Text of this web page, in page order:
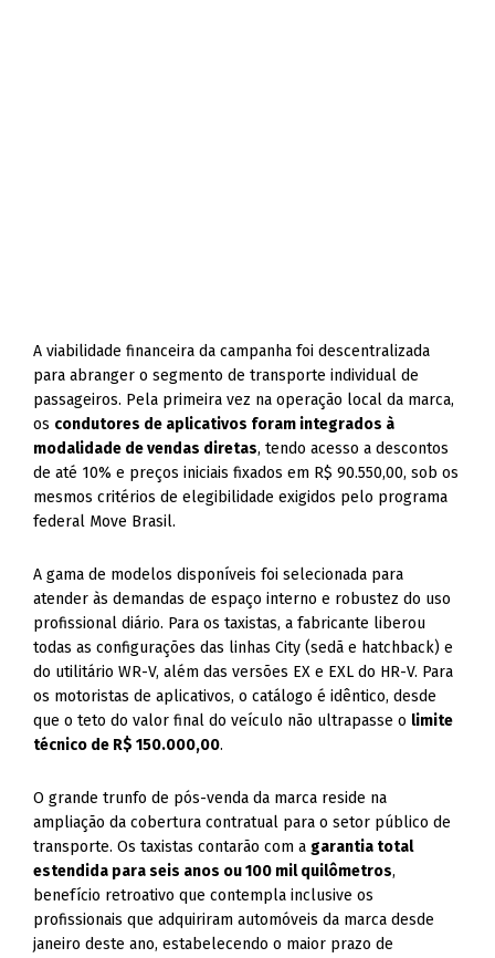
A viabilidade financeira da campanha foi descentralizada
para abranger o segmento de transporte individual de
passageiros. Pela primeira vez na operação local da marca,
os condutores de aplicativos foram integrados à
modalidade de vendas diretas, tendo acesso a descontos
de até 10% e preços iniciais fixados em R$ 90.550,00, sob os
mesmos critérios de elegibilidade exigidos pelo programa
federal Move Brasil.
A gama de modelos disponíveis foi selecionada para
atender às demandas de espaço interno e robustez do uso
profissional diário. Para os taxistas, a fabricante liberou
todas as configurações das linhas City (sedã e hatchback) e
do utilitário WR-V, além das versões EX e EXL do HR-V. Para
os motoristas de aplicativos, o catálogo é idêntico, desde
que o teto do valor final do veículo não ultrapasse o limite
técnico de R$ 150.000,00.
O grande trunfo de pós-venda da marca reside na
ampliação da cobertura contratual para o setor público de
transporte. Os taxistas contarão com a garantia total
estendida para seis anos ou 100 mil quilômetros,
benefício retroativo que contempla inclusive os
profissionais que adquiriram automóveis da marca desde
janeiro deste ano, estabelecendo o maior prazo de